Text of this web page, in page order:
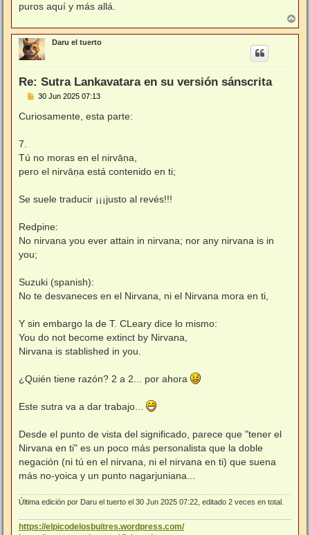
puros aquí y más allá.
r
r
Daru el tuerto
Re: Sutra Lankavatara en su versión sánscrita
M
n
30 Jun 2025 07:13
Curiosamente, esta parte:
7.
Tú no moras en el nirvāṇa,
pero el nirvāṇa está contenido en ti;
Se suele traducir ¡¡¡justo al revés!!!
Redpine:
No nirvana you ever attain in nirvana; nor any nirvana is in
you;
Suzuki (spanish):
No te desvaneces en el Nirvana, ni el Nirvana mora en ti,
Y sin embargo la de T. CLeary dice lo mismo:
You do not become extinct by Nirvana,
Nirvana is stablished in you.
¿Quién tiene razón? 2 a 2... por ahora
Este sutra va a dar trabajo...
Desde el punto de vista del significado, parece que "tener el
Nirvana en ti" es un poco más personalista que la doble
negación (ni tú en el nirvana, ni el nirvana en ti) que suena
más no-yoica y un punto nagarjuniana...
Última edición por Daru el tuerto el 30 Jun 2025 07:22, editado 2 veces en total.
https://elpicodelosbuitres.wordpress.com/